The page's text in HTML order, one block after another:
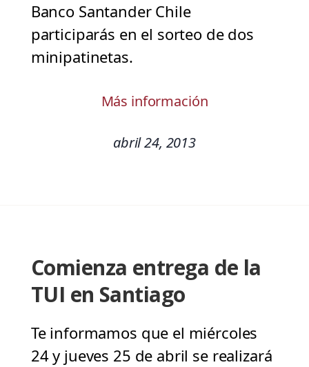
Banco Santander Chile
participarás en el sorteo de dos
minipatinetas.
Más información
abril 24, 2013
Comienza entrega de la
TUI en Santiago
Te informamos que el miércoles
24 y jueves 25 de abril se realizará